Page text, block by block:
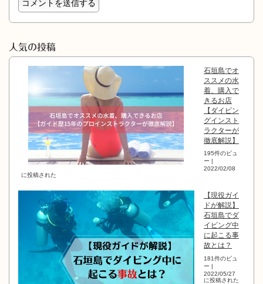
人気の投稿
石垣島でオ
ススメの水
着、購入で
きるお店
【ダイビン
グインスト
ラクターが
徹底解説】
195件のビュ
ー
2022/02/08
に投稿された
【現役ガイ
ドが解説】
石垣島でダ
イビング中
に起こる事
故とは？
181件のビュ
ー |
2022/05/27
に投稿された